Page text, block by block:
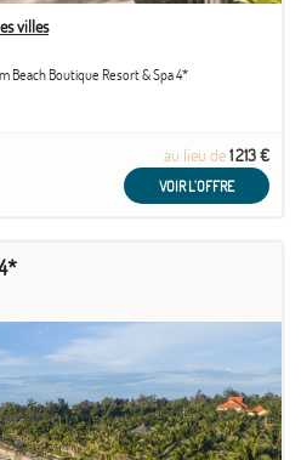
villes
Beach Boutique Resort & Spa 4*
au lieu de1 213 €
VOIR L'OFFRE